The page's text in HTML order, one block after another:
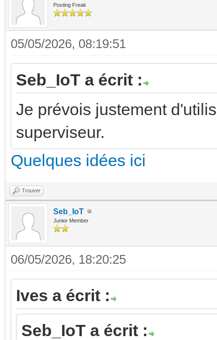
Posting Freak
05/05/2026, 08:19:51
Seb_IoT a écrit :
Je prévois justement
superviseur.
Quelques idées ici
Trouver
Seb_IoT
Junior Member
06/05/2026, 18:20:25
Ives a écrit :
Seb_IoT a écrit :